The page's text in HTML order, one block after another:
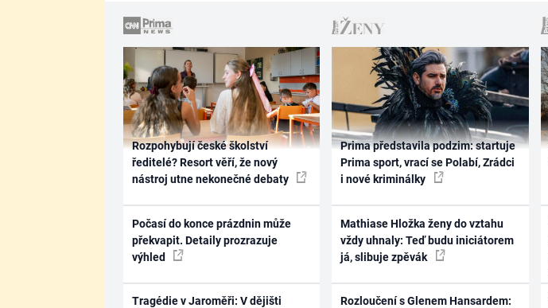
Rozpohybují české školství
ředitelé? Resort věří, že nový
nástroj utne nekonečné debaty
Počasí do konce prázdnin může
překvapit. Detaily prozrazuje
výhled
Tragédie v Jaroměři: V dějišti
Prima představila podzim: startuje
Prima sport, vrací se Polabí, Zrádci
i nové kriminálky
Mathiase Hložka ženy do vztahu
vždy uhnaly: Teď budu iniciátorem
já, slibuje zpěvák
Rozloučení s Glenem Hansardem: